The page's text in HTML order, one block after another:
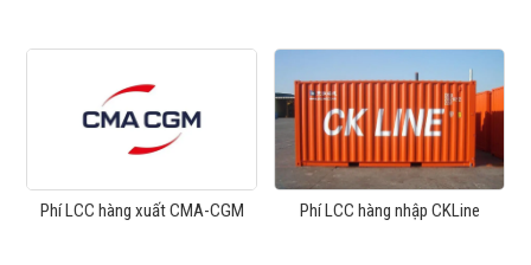
Phí LCC hàng xuất CMA-CGM Phí LCC hàng nhập CKLine